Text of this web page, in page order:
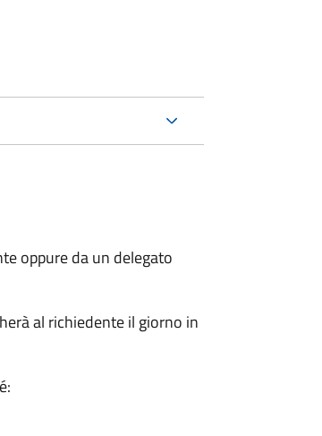
oppure da un delegato
al richiedente il giorno in